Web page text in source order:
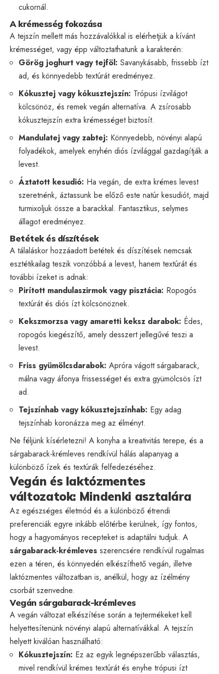
cukornál.
A krémesség fokozása
A tejszín mellett más hozzávalókkal is elérhetjük a kívánt
krémességet, vagy épp változtathatunk a karakterén:
Görög joghurt vagy tejföl: Savanykásabb, frissebb ízt
ad, és könnyedebb textúrát eredményez.
Kókusztej vagy kókusztejszín: Trópusi ízvilágot
kölcsönöz, és remek vegán alternatíva. A zsírosabb
kókusztejszín extra krémességet biztosít.
Mandulatej vagy zabtej: Könnyedebb, növényi alapú
folyadékok, amelyek enyhén diós ízvilággal gazdagítják a
levest.
Áztatott kesudió: Ha vegán, de extra krémes levest
szeretnénk, áztassunk be előző este natúr kesudiót, majd
turmixoljuk össze a barackkal. Fantasztikus, selymes
állagot eredményez.
Betétek és díszítések
A tálaláskor hozzáadott betétek és díszítések nemcsak
esztétikailag teszik vonzóbbá a levest, hanem textúrát és
további ízeket is adnak:
Pirított mandulaszirmok vagy pisztácia: Ropogós
textúrát és diós ízt kölcsönöznek.
Kekszmorzsa vagy amaretti keksz darabok: Édes,
ropogós kiegészítő, amely desszert jellegűvé teszi a
levest.
Friss gyümölcsdarabok: Apróra vágott sárgabarack,
málna vagy áfonya frissességet és extra gyümölcsös ízt
ad.
Tejszínhab vagy kókusztejszínhab: Egy adag
tejszínhab koronázza meg az élményt.
Ne féljünk kísérletezni! A konyha a kreativitás terepe, és a
sárgabarack-krémleves rendkívül hálás alapanyag a
különböző ízek és textúrák felfedezéséhez.
Vegán és laktózmentes
változatok: Mindenki asztalára
Az egészséges életmód és a különböző étrendi
preferenciák egyre inkább előtérbe kerülnek, így fontos,
hogy a hagyományos recepteket is adaptálni tudjuk. A
sárgabarack-krémleves szerencsére rendkívül rugalmas
ezen a téren, és könnyedén elkészíthető vegán, illetve
laktózmentes változatban is, anélkül, hogy az ízélmény
csorbát szenvedne.
Vegán sárgabarack-krémleves
A vegán változat elkészítése során a tejtermékeket kell
helyettesítenünk növényi alapú alternatívákkal. A tejszín
helyett kiválóan használható:
Kókusztejszín: Ez az egyik legnépszerűbb választás,
mivel rendkívül krémes textúrát és enyhe trópusi ízt